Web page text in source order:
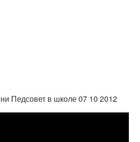
Педсовет в школе 07 10 2012